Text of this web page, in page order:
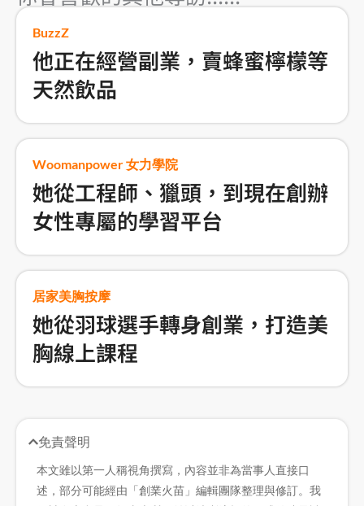
BuzzZ
他正在經營副業，賣蜂蜜檸檬等
天然飲品
Woomanpower 女力學院
她從工程師、獵頭，到現在創辦
女性專屬的學習平台
居家美胸按摩
她從羽球選手轉身創業，打造美
胸線上課程
免責聲明
本文雖以第一人稱視角撰寫，內容並非為當事人直接口
述，部分可能經由「創業火苗」編輯團隊整理與修訂。我